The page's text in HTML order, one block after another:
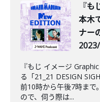
『
本木
ナー
『もじ イメージ
る「21_21 DESIGN
前10時から午後7時まで
ので、伺う際は...